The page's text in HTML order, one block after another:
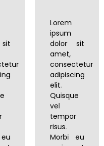
Lorem
ipsum
dolor sit
amet,
consectetur
adipiscing
elit.
Quisque
vel
tempor
risus.
Morbi eu